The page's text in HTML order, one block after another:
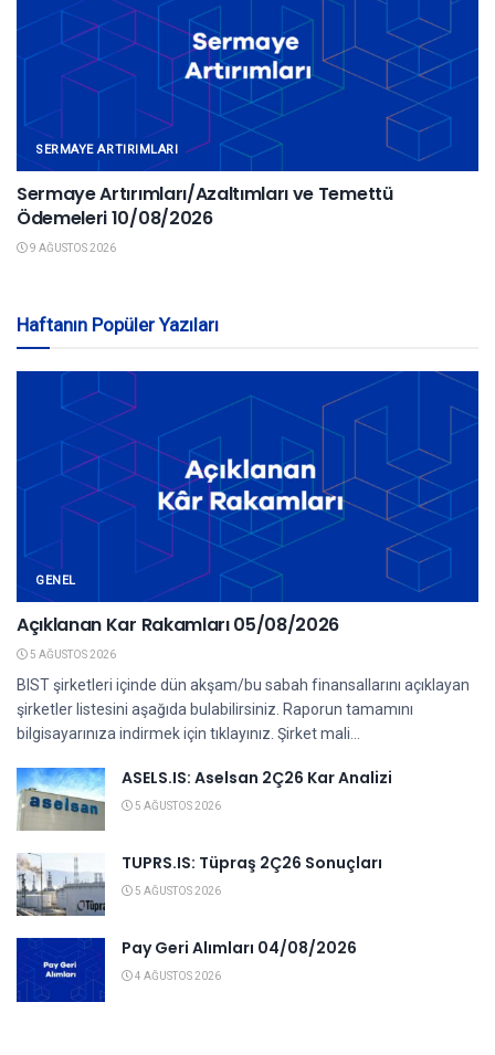
SERMAYE ARTIRIMLARI
Sermaye Artırımları/Azaltımları ve Temettü
Ödemeleri 10/08/2026
9 AĞUSTOS 2026
Haftanın Popüler Yazıları
GENEL
Açıklanan Kar Rakamları 05/08/2026
5 AĞUSTOS 2026
BIST şirketleri içinde dün akşam/bu sabah finansallarını açıklayan
şirketler listesini aşağıda bulabilirsiniz. Raporun tamamını
bilgisayarınıza indirmek için tıklayınız. Şirket mali...
ASELS.IS: Aselsan 2Ç26 Kar Analizi
5 AĞUSTOS 2026
TUPRS.IS: Tüpraş 2Ç26 Sonuçları
5 AĞUSTOS 2026
Pay Geri Alımları 04/08/2026
4 AĞUSTOS 2026